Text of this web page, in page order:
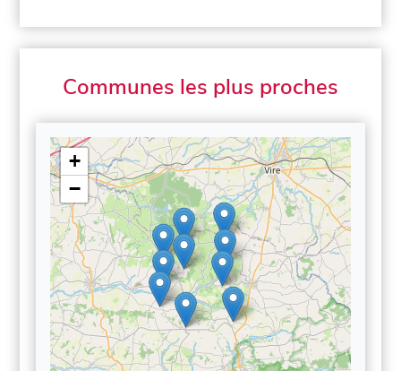
Communes les plus proches
+
−